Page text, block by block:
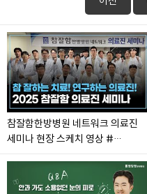
참잘함한방병원 네트워크 의료진
세미나 현장 스케치 영상 #